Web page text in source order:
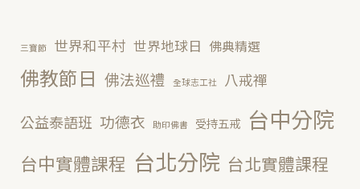
三寶節 世界和平村 世界地球日 佛典精選
佛教節日 佛法巡禮 全球志工社 八戒禪
公益泰語班 功德衣 助印佛書 受持五戒 台中分院
台中實體課程 台北分院 台北實體課程